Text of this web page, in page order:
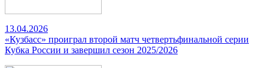
13.04.2026
«Кузбасс» проиграл второй матч четвертьфинальной серии
Кубка России и завершил сезон 2025/2026